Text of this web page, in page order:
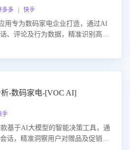
多 | 快手
用专为数码家电企业打造，通过AI
、评论及行为数据，精准识别高流
。系统自动输出可落地的挽回策
-数码家电-[VOC AI]
基于AI大模型的智能决策工具，通
话，精准洞察用户对赠品及促销政